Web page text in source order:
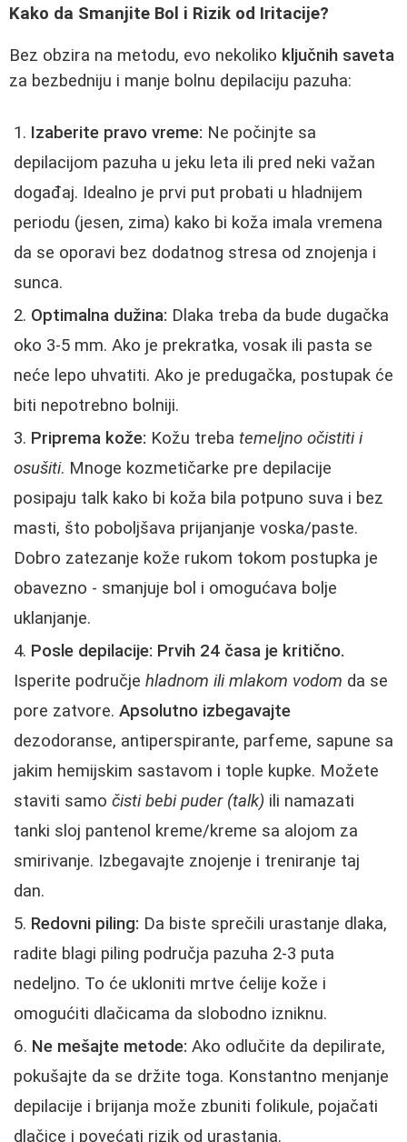
Kako da Smanjite Bol i Rizik od Iritacije?
Bez obzira na metodu, evo nekoliko ključnih saveta
za bezbedniju i manje bolnu depilaciju pazuha:
Izaberite pravo vreme: Ne počinjte sa
depilacijom pazuha u jeku leta ili pred neki važan
događaj. Idealno je prvi put probati u hladnijem
periodu (jesen, zima) kako bi koža imala vremena
da se oporavi bez dodatnog stresa od znojenja i
sunca.
Optimalna dužina: Dlaka treba da bude dugačka
oko 3-5 mm. Ako je prekratka, vosak ili pasta se
neće lepo uhvatiti. Ako je predugačka, postupak će
biti nepotrebno bolniji.
Priprema kože: Kožu treba temeljno očistiti i
osušiti. Mnoge kozmetičarke pre depilacije
posipaju talk kako bi koža bila potpuno suva i bez
masti, što poboljšava prijanjanje voska/paste.
Dobro zatezanje kože rukom tokom postupka je
obavezno - smanjuje bol i omogućava bolje
uklanjanje.
Posle depilacije: Prvih 24 časa je kritično.
Isperite područje hladnom ili mlakom vodom da se
pore zatvore. Apsolutno izbegavajte
dezodoranse, antiperspirante, parfeme, sapune sa
jakim hemijskim sastavom i tople kupke. Možete
staviti samo čisti bebi puder (talk) ili namazati
tanki sloj pantenol kreme/kreme sa alojom za
smirivanje. Izbegavajte znojenje i treniranje taj
dan.
Redovni piling: Da biste sprečili urastanje dlaka,
radite blagi piling područja pazuha 2-3 puta
nedeljno. To će ukloniti mrtve ćelije kože i
omogućiti dlačicama da slobodno izniknu.
Ne mešajte metode: Ako odlučite da depilirate,
pokušajte da se držite toga. Konstantno menjanje
depilacije i brijanja može zbuniti folikule, pojačati
dlačice i povećati rizik od urastanja.